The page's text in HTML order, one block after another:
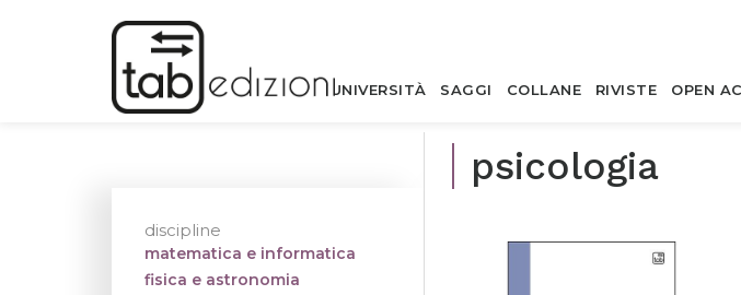
UNIVERSITÀ SAGGI COLLANE RIVISTE OPEN
psicologia
discipline
matematica e informatica
fisica e astronomia